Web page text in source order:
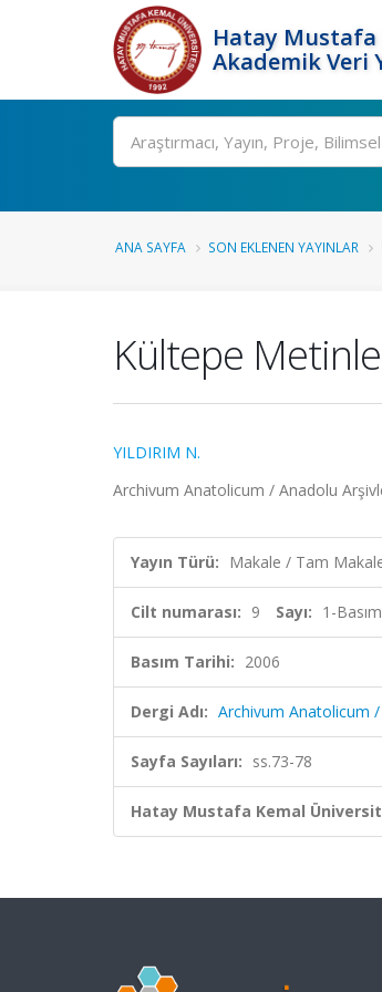
Hatay
Akademik Veri
Ara
ANA SAYFA SON EKLENEN YAYINLAR
Kültepe
YILDIRIM N.
Archivum Anatolicum / Anadolu
Yayın Türü: Makale / Tam
Cilt numarası: 9 Sayı: 1-
Basım Tarihi: 2006
Dergi Adı: Archivum Anatolicum
Sayfa Sayıları: ss.73-78
Hatay Mustafa Kemal